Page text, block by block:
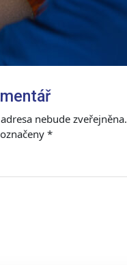
nebude zveřejněna.
*